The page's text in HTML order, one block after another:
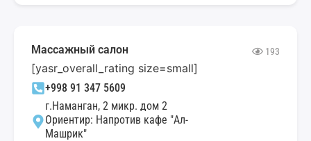
Массажный салон 193
[yasr_overall_rating size=small]
+998 91 347 5609
г.Наманган, 2 микр. дом 2
Ориентир: Напротив кафе "Ал-
Машрик"